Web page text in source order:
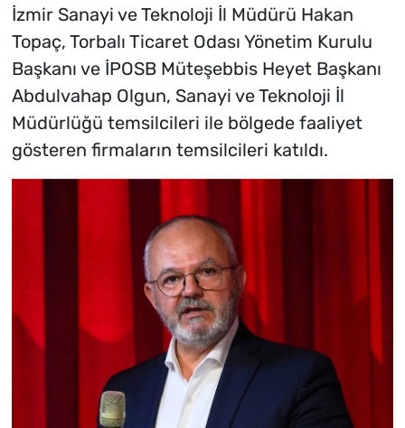
İzmir Sanayi ve Teknoloji İl Müdürü Hakan
Topaç, Torbalı Ticaret Odası Yönetim Kurulu
Başkanı ve İPOSB Müteşebbis Heyet Başkanı
Abdulvahap Olgun, Sanayi ve Teknoloji İl
Müdürlüğü temsilcileri ile bölgede faaliyet
gösteren firmaların temsilcileri katıldı.